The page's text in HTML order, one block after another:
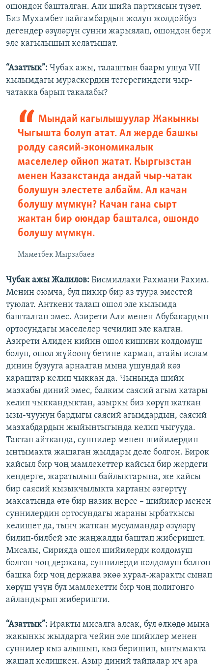
ошондон башталган. Али шийа партиясын түзөт.
Биз Мухамбет пайгамбардын жолун жолдойбуз
дегендер өзүлөрүн сунни жарыялап, ошондон бери
эле кагылышып келатышат.
“Азаттык”: Чубак ажы, талаштын баары ушул VII
кылымдагы мураскердин тегерегиндеги чыр-
чатакка барып такалабы?
Мындай кагылышуулар Жакынкы
Чыгышта болуп атат. Ал жерде башкы
ролду саясий-экономикалык
маселелер ойноп жатат. Кыргызстан
менен Казакстанда андай чыр-чатак
болушун элестете албайм. Ал качан
болушу мүмкүн? Качан гана сырт
жактан бир оюндар башталса, ошондо
болушу мүмкүн.
Маметбек Мырзабаев
Чубак ажы Жалилов: Бисмиллахи Рахмани Рахим.
Менин оюмча, бул пикир бир аз туура эместей
туюлат. Анткени талаш ошол эле кылымда
башталган эмес. Азирети Али менен Абубакардын
ортосундагы маселелер чечилип эле калган.
Азирети Алиден кийин ошол кишини колдомуш
болуп, ошол жүйөөнү бетине кармап, атайы ислам
динин бузууга арналган мына ушундай көз
караштар келип чыккан да. Чынында шийи
мазхабы диний эмес, балким саясий агым катары
келип чыккандыктан, азыркы биз көрүп жаткан
ызы-чуунун бардыгы саясий агымдардын, саясий
мазхабдардын жыйынтыгында келип чыгууда.
Тактап айтканда, суннилер менен шийилердин
ынтымакта жашаган жылдары деле болгон. Бирок
кайсыл бир чоң мамлекеттер кайсыл бир жердеги
кендерге, жаратылыш байлыктарына, же кайсы
бир саясий кызыкчылыкта картаны өзгөртүү
максатында өтө бир назик нерсе – шийилер менен
суннилердин ортосундагы жараны ырбаткысы
келишет да, тынч жаткан мусулмандар өзүлөрү
билип-билбей эле жаңжалды баштап жиберишет.
Мисалы, Сирияда ошол шийилерди колдомуш
болгон чоң держава, суннилерди колдомуш болгон
башка бир чоң держава экөө курал-жаракты сынап
көрүш үчүн бул мамлекетти бир чоң полигонго
айландырып жиберишти.
“Азаттык”: Иракты мисалга алсак, бул өлкөдө мына
жакынкы жылдарга чейин эле шийилер менен
суннилер кыз алышып, кыз беришип, ынтымакта
жашап келишкен. Азыр диний тайпалар ич ара